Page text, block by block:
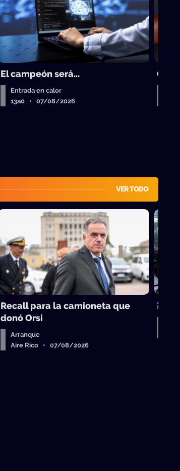
El campeón será...
Entrada en calor
13a0 • 07/08/2026
VER TODO
Recall para la camioneta que
donó Orsi
Arranque
Aire Rico • 07/08/2026